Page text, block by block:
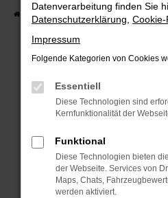
Fahrzeugangebote
Fehler: Network Error
Beim Laden ist ein Fehler
Hier sind ein paar Tipps, die
Überprüfe deine
Internetverbindung.
Laden andere
Suchmaschine?
Datenverarbeitung finden Sie
Datenschutzerklärung
Impressum
Folgende Kategorien von Cookies
Essentiell
Diese Technologien sind
Kernfunktionalität der
Funktional
Diese Technologien bieten
der Webseite. Services von
Maps, Chats,
werden aktiviert.